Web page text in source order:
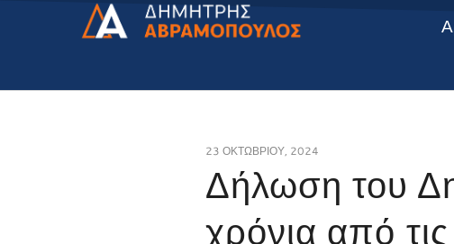
23 ΟΚΤΩΒΡΊΟΥ, 2024
Δήλωση του
χρόνια από